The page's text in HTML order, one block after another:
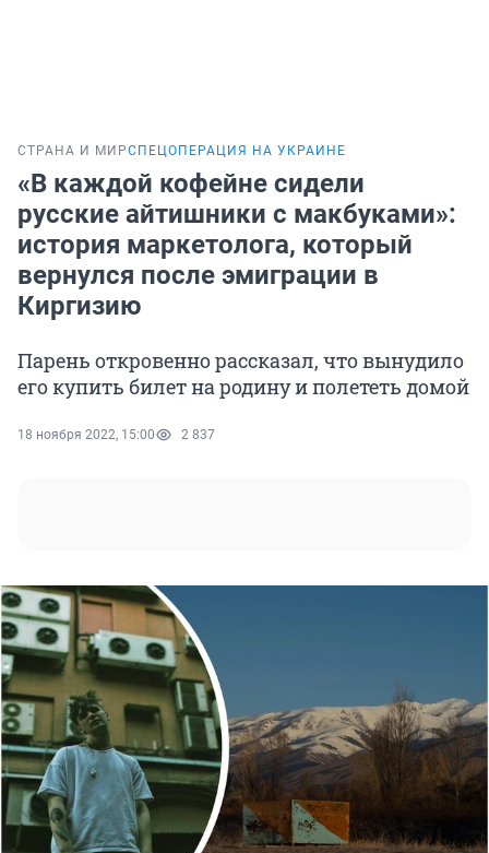
СТРАНА И МИРСПЕЦОПЕРАЦИЯ НА УКРАИНЕ
«В каждой кофейне сидели
русские айтишники с макбуками»:
история маркетолога, который
вернулся после эмиграции в
Киргизию
Парень откровенно рассказал, что вынудило
его купить билет на родину и полететь домой
18 ноября 2022, 15:00 2 837